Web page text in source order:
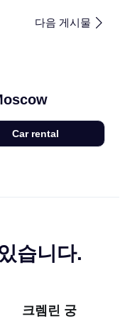
다음 게시물
Car rental
습니다.
크렘린 궁